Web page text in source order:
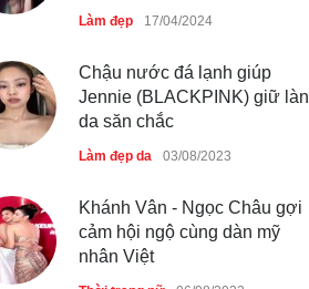
GAP Hoodie biểu tượng
Thời trang nữ 21/10/2025
Làm đẹp 17/04/2024
Chậu nước đá lạnh giúp
Jennie (BLACKPINK) giữ làn
da săn chắc
Làm đẹp da 03/08/2023
Khánh Vân - Ngọc Châu gợi
cảm hội ngộ cùng dàn mỹ
nhân Việt